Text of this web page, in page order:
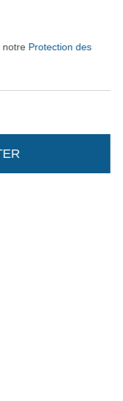
notre Protection des